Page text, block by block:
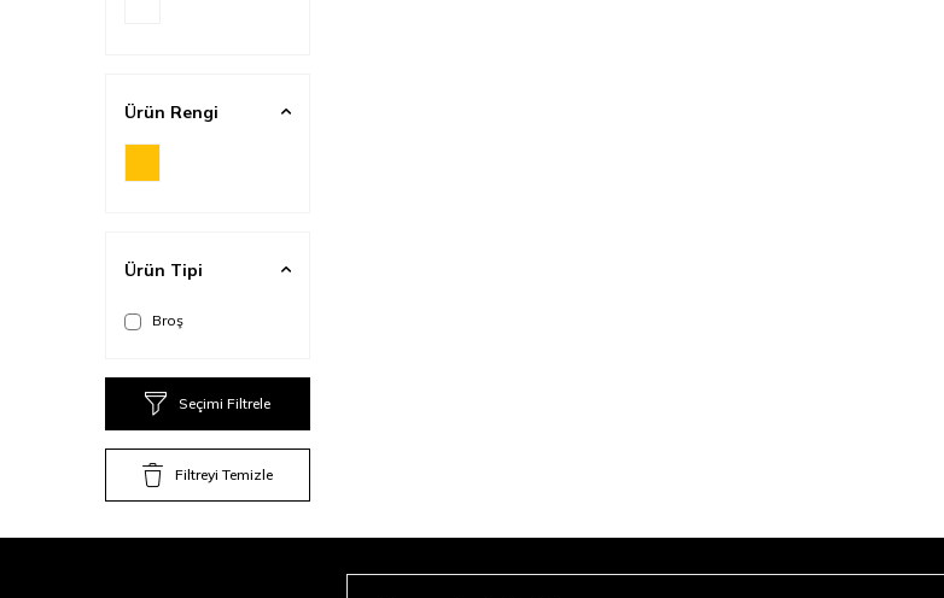
Ürün Rengi
Ürün Tipi
Broş
Seçimi Filtrele
Filtreyi Temizle